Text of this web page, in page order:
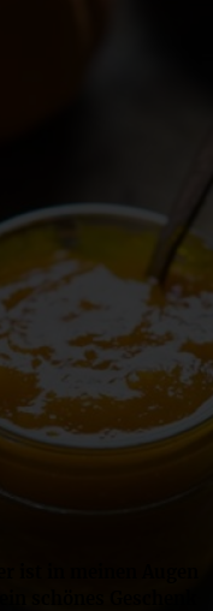
ist in meinen Augen
schönes Geschenk